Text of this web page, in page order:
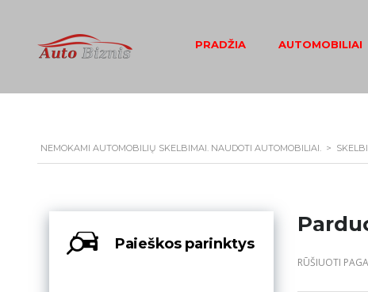
PRADŽIA AUTOMOBILIAI
NEMOKAMI AUTOMOBILIŲ SKELBIMAI. NAUDOTI AUTOMOBILIAI. >
Paieškos parinktys
RŪŠIUOTI